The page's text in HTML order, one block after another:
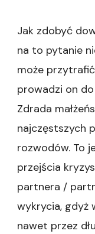
Jak zdobyć
na to pytanie
może
prowadzi on do
Zdrada
najczęstszych
rozwodów. To
przejścia
partnera /
wykrycia, gdyż
nawet przez